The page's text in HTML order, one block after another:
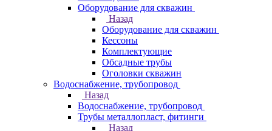
Оборудование для скважин
Назад
Оборудование для скважин
Кессоны
Комплектующие
Обсадные трубы
Оголовки скважин
Водоснабжение, трубопровод
Назад
Водоснабжение, трубопровод
Трубы металлопласт, фитинги
Назад